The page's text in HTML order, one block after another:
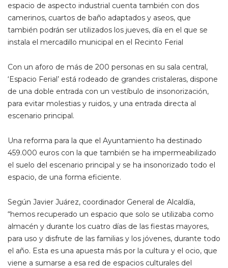
espacio de aspecto industrial cuenta también con dos
camerinos, cuartos de baño adaptados y aseos, que
también podrán ser utilizados los jueves, día en el que se
instala el mercadillo municipal en el Recinto Ferial
Con un aforo de más de 200 personas en su sala central,
‘Espacio Ferial’ está rodeado de grandes cristaleras, dispone
de una doble entrada con un vestíbulo de insonorización,
para evitar molestias y ruidos, y una entrada directa al
escenario principal.
Una reforma para la que el Ayuntamiento ha destinado
459.000 euros con la que también se ha impermeabilizado
el suelo del escenario principal y se ha insonorizado todo el
espacio, de una forma eficiente.
Según Javier Juárez, coordinador General de Alcaldía,
“hemos recuperado un espacio que solo se utilizaba como
almacén y durante los cuatro días de las fiestas mayores,
para uso y disfrute de las familias y los jóvenes, durante todo
el año. Esta es una apuesta más por la cultura y el ocio, que
viene a sumarse a esa red de espacios culturales del